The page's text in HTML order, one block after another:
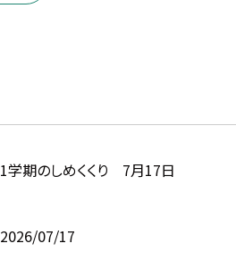
1学期のしめくくり 7月17日
2026/07/17